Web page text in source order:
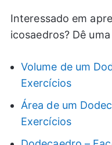
Interessado em
icosaedros? Dê
Volume de um
Exercícios
Área de um
Exercícios